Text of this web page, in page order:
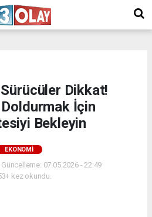
Sürücüler Dikkat!
Doldurmak İçin
Bekleyin
EKONOMI
07.05.2026 - 22:49
kez okundu.